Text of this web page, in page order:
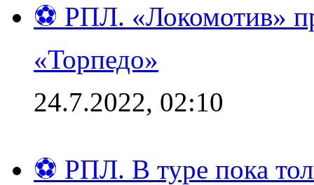
⚽ РПЛ. «Локомотив»
«Торпедо»
24.7.2022, 02:10
⚽ РПЛ. В туре пока